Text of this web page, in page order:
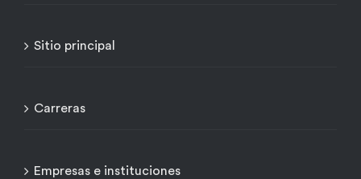
Sitio principal
Carreras
Empresas e instituciones